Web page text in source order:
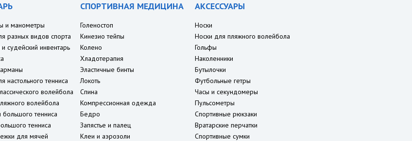
и манометры
разных видов спорта
судейский инвентарь
настольного тенниса
волейбола
волейбола
большого тенниса
тенниса
для мячей
СПОРТИВНАЯ МЕДИЦИНА
Голеностоп
Кинезио тейпы
Колено
Хладотерапия
Эластичные бинты
Локоть
Спина
Компрессионная одежда
Бедро
Запястье и палец
Клеи и аэрозоли
АКСЕССУАРЫ
Носки
Носки для пляжного волейбола
Гольфы
Наколенники
Бутылочки
Футбольные гетры
Часы и секундомеры
Пульсометры
Спортивные рюкзаки
Вратарские перчатки
Спортивные сумки